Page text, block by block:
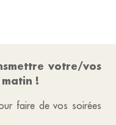
votre/vos
!
faire de vos soirées